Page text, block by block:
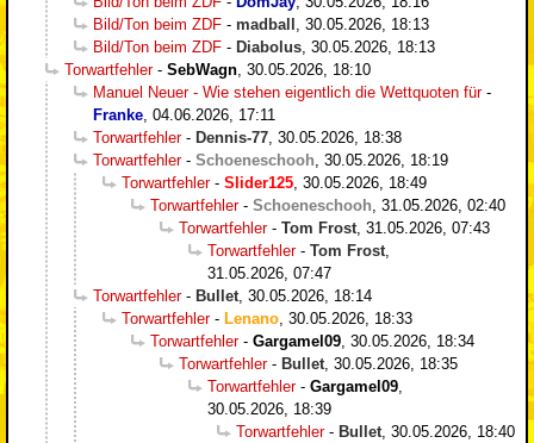
Bild/Ton beim ZDF - madball
30.05.2026, 18:13
Bild/Ton beim ZDF - Diabolus 30.05.2026, 18:13
Torwartfehler- SebWagn 30.05.2026, 18:10
Manuel Neuer - Wie stehen eigentlich die Wettquoten für-
Franke 04.06.2026, 17:11
Torwartfehler- Dennis-77 30.05.2026, 18:38
Torwartfehler- Schoeneschooh 30.05.2026, 18:19
Torwartfehler- Slider125 30.05.2026, 18:49
Torwartfehler- Schoeneschooh 31.05.2026, 02:40
Torwartfehler- Tom Frost 31.05.2026, 07:43
Torwartfehler- Tom Frost
31.05.2026, 07:47
Torwartfehler- Bullet 30.05.2026, 18:14
Torwartfehler- Lenano 30.05.2026, 18:33
Torwartfehler- Gargamel09 30.05.2026, 18:34
Torwartfehler- Bullet 30.05.2026, 18:35
Torwartfehler- Gargamel09
30.05.2026, 18:39
Torwartfehler- Bullet 30.05.2026, 18:40